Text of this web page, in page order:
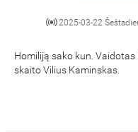
2025-03-22
Homiliją sako kun.
skaito Vilius Kaminskas.